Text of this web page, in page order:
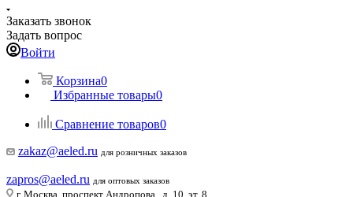
Заказать звонок
Задать вопрос
Войти
Корзина0
Избранные товары0
Сравнение товаров0
zakaz@aeled.ru для розничных заказов
zapros@aeled.ru для оптовых заказов
г. Москва, проспект Андропова., д. 10, эт. 8